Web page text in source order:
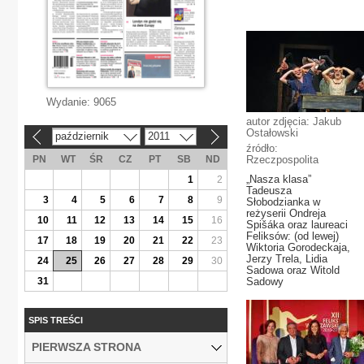
autor zdjęcia: Jakub
Ostałowski
źródło:
Rzeczpospolita
„Nasza klasa”
Tadeusza
Słobodzianka w
reżyserii Ondreja
Spišáka oraz laureaci
Feliksów: (od lewej)
Wiktoria Gorodeckaja,
Jerzy Trela, Lidia
Sadowa oraz Witold
Sadowy
Wydanie: 9065
październik 2011
PN WT ŚR CZ PT SB
ND
1
2
3
4 5 6 7 8
9
10
11 12 13 14 15
16
17
18 19 20 21 22
23
24
25 26 27 28 29
30
31
SPIS TREŚCI
PIERWSZA STRONA